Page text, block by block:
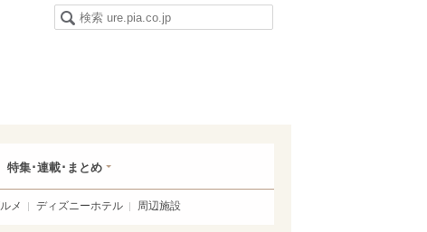
特集･連載･まとめ
メ ディズニーホテル 周辺施設